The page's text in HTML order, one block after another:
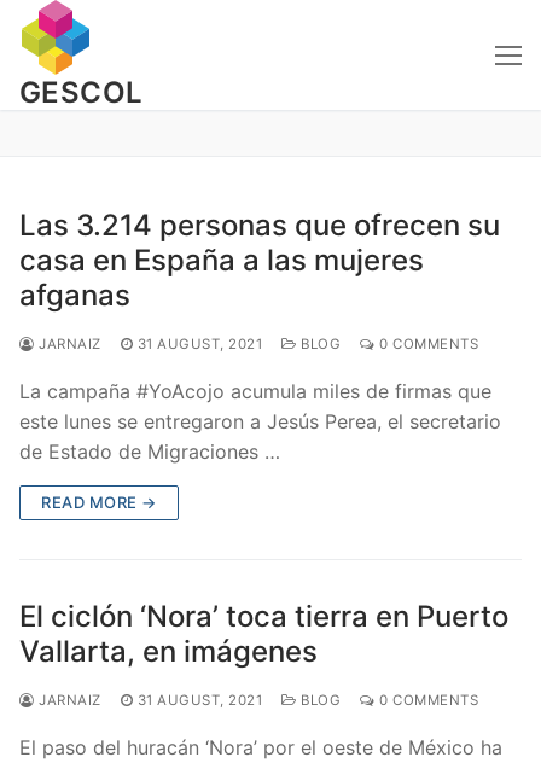
Skip
content
GESCOL
Las 3.214 personas que ofrecen su
casa en España a las mujeres
afganas
JARNAIZ 31 AUGUST, 2021 BLOG 0 COMMENTS
La campaña #YoAcojo acumula miles de firmas que
este lunes se entregaron a Jesús Perea, el secretario
de Estado de Migraciones …
READ MORE →
El ciclón ‘Nora’ toca tierra en Puerto
Vallarta, en imágenes
JARNAIZ 31 AUGUST, 2021 BLOG 0 COMMENTS
El paso del huracán ‘Nora’ por el oeste de México ha